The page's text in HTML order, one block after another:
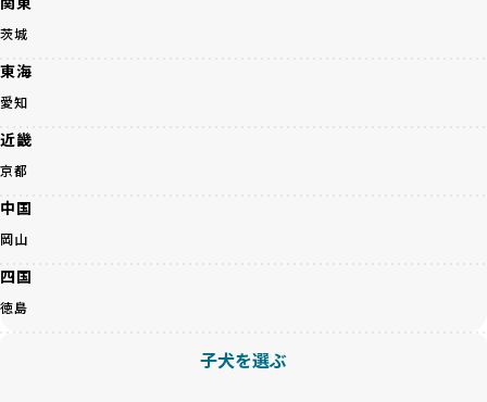
こちら
BreederFamiliesでは、すべてのブリーダーを書類審査、直
接のヒアリング、現地確認を通じて厳しく評価しています。
ーダー自身の理念や姿勢までも丁寧に確認しています。
さらに、こうした評価結果は透明性を持って公開されている
だけます。
徹底した透明性こそが、BreederFamiliesの大きな特徴で
BreederFamiliesは、ペット業界が抱える命の大量生産・大
を促進することで、無駄な命の消費を減らし、命を大切にす
られるなど、心身に大きな負担がかかります。このような環
境は、ストレスや感染リスクを増大させるだけでなく、ワン
があります。
優良ブリーダーは、ワンちゃんの健康と幸せを第一に考え、
ことを大切にしています。また、彼らはお迎え先を自身で確
認し、ワンちゃんが安心して暮らせる環境を整えるために直
一方で、営利優先ブリーダーは、広範囲に販売するためにペ
ットショップやオークションを活用し、子犬の心身への影響
「ペットショップ等を使わない」の詳細はこちら
近年、「小さくて可愛い」「珍しい毛色」という見た目の特
茨城
東海
愛知
近畿
京都
中国
岡山
四国
徳島
子犬を選ぶ